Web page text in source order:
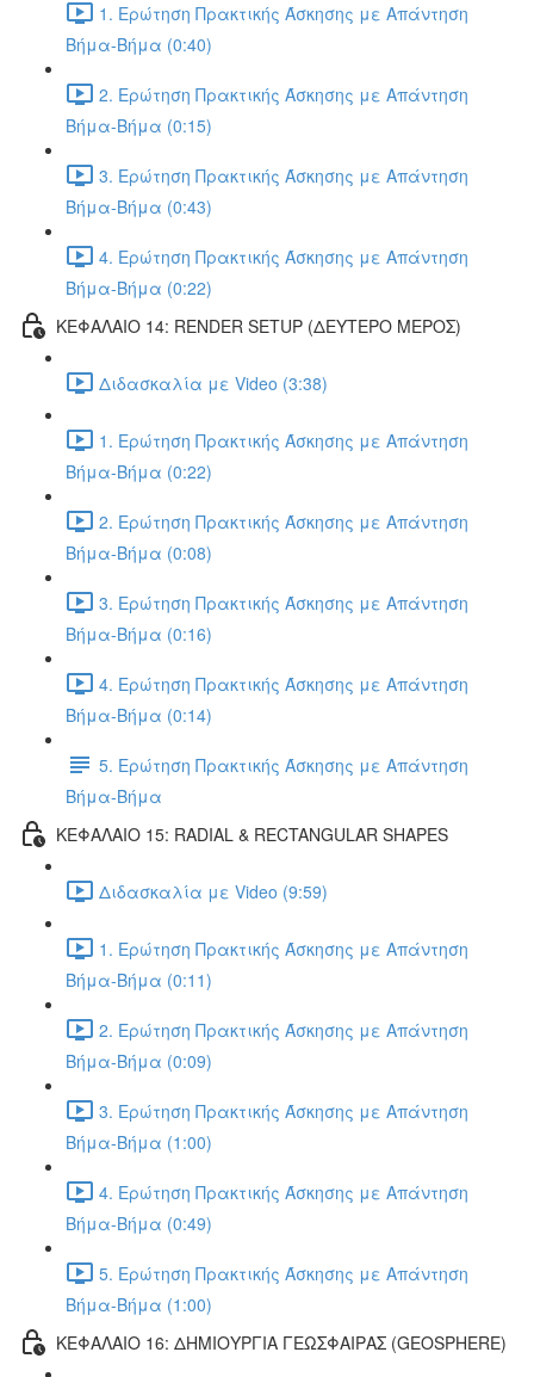
1. Ερώτηση Πρακτικής Άσκησης με Απάντηση
Βήμα-Βήμα (0:40)
2. Ερώτηση Πρακτικής Άσκησης με Απάντηση
Βήμα-Βήμα (0:15)
3. Ερώτηση Πρακτικής Άσκησης με Απάντηση
Βήμα-Βήμα (0:43)
4. Ερώτηση Πρακτικής Άσκησης με Απάντηση
Βήμα-Βήμα (0:22)
ΚΕΦΑΛΑΙΟ 14: RENDER SETUP (ΔΕΥΤΕΡΟ ΜΕΡΟΣ)
Διδασκαλία με Video (3:38)
1. Ερώτηση Πρακτικής Άσκησης με Απάντηση
Βήμα-Βήμα (0:22)
2. Ερώτηση Πρακτικής Άσκησης με Απάντηση
Βήμα-Βήμα (0:08)
3. Ερώτηση Πρακτικής Άσκησης με Απάντηση
Βήμα-Βήμα (0:16)
4. Ερώτηση Πρακτικής Άσκησης με Απάντηση
Βήμα-Βήμα (0:14)
5. Ερώτηση Πρακτικής Άσκησης με Απάντηση
Βήμα-Βήμα
ΚΕΦΑΛΑΙΟ 15: RADIAL & RECTANGULAR SHAPES
Διδασκαλία με Video (9:59)
1. Ερώτηση Πρακτικής Άσκησης με Απάντηση
Βήμα-Βήμα (0:11)
2. Ερώτηση Πρακτικής Άσκησης με Απάντηση
Βήμα-Βήμα (0:09)
3. Ερώτηση Πρακτικής Άσκησης με Απάντηση
Βήμα-Βήμα (1:00)
4. Ερώτηση Πρακτικής Άσκησης με Απάντηση
Βήμα-Βήμα (0:49)
5. Ερώτηση Πρακτικής Άσκησης με Απάντηση
Βήμα-Βήμα (1:00)
ΚΕΦΑΛΑΙΟ 16: ΔΗΜΙΟΥΡΓΙΑ ΓΕΩΣΦΑΙΡΑΣ (GEOSPHERE)